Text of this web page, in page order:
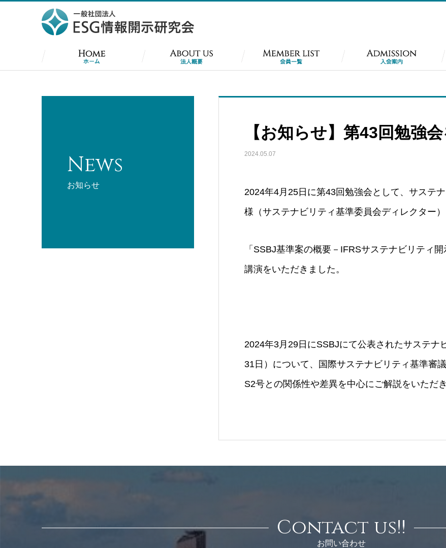
News
お知らせ
【お知らせ】第43回勉強
2024.05.07
2024年4月25日に第43回勉強会として、サステ
様（サステナビリティ基準委員会ディレクター）
「SSBJ基準案の概要－IFRSサステナビリティ
講演をいただきました。
2024年3月29日にSSBJにて公表されたサステナ
31日）について、国際サステナビリティ基準審
S2号との関係性や差異を中心にご解説をいただ
Contact us!!
お問い合わせ